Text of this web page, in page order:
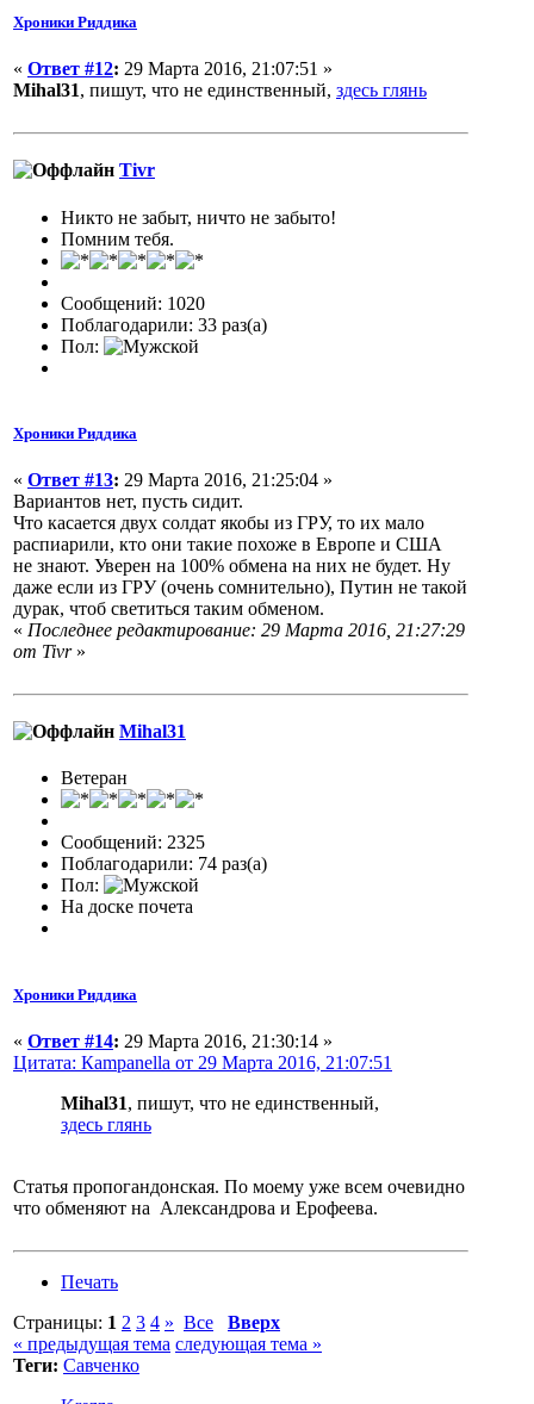
Хроники Риддика
« Ответ #12: 29 Марта 2016, 21:07:51 »
Mihal31, пишут, что не единственный, здесь глянь
Tivr
Никто не забыт, ничто не забыто!
Помним тебя.
Сообщений: 1020
Поблагодарили: 33 раз(а)
Пол:
Хроники Риддика
« Ответ #13: 29 Марта 2016, 21:25:04 »
Вариантов нет, пусть сидит.
Что касается двух солдат якобы из ГРУ, то их мало
распиарили, кто они такие похоже в Европе и США
не знают. Уверен на 100% обмена на них не будет. Ну
даже если из ГРУ (очень сомнительно), Путин не такой
дурак, чтоб светиться таким обменом.
« Последнее редактирование: 29 Марта 2016, 21:27:29
от Tivr»
Mihal31
Ветеран
Сообщений: 2325
Поблагодарили: 74 раз(а)
Пол:
На доске почета
Хроники Риддика
« Ответ #14: 29 Марта 2016, 21:30:14 »
Цитата: Кampanella от 29 Марта 2016, 21:07:51
Mihal31, пишут, что не единственный,
здесь глянь
Статья пропогандонская. По моему уже всем очевидно
что обменяют на Александрова и Ерофеева.
Печать
Страницы: 1 2 3 4 » Все
Вверх
« предыдущая тема следующая тема »
Теги: Савченко